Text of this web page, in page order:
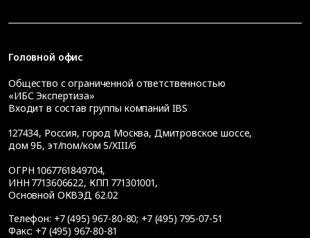
Головной офис
Общество с ограниченной ответственностью
«ИБС Экспертиза»
Входит в состав группы компаний IBS
127434, Россия, город Москва, Дмитровское шоссе,
дом 9Б, эт/пом/ком 5/XIII/6
ОГРН 1067761849704,
ИНН 7713606622, КПП 771301001,
Основной ОКВЭД 62.02
Телефон: +7 (495) 967-80-80; +7 (495) 795-07-51
Факс: +7 (495) 967-80-81